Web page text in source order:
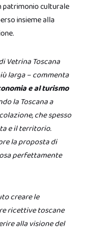
patrimonio culturale
insieme alla
Vetrina Toscana
larga – commenta
e al turismo
la Toscana a
che spesso
e il territorio.
la proposta di
perfettamente
creare le
ricettive toscane
alla visione del